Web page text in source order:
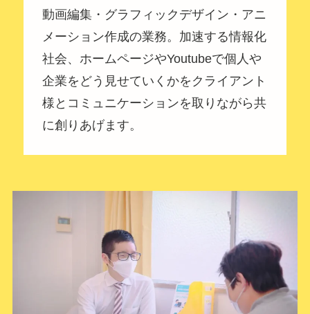
動画編集・グラフィックデザイン・アニ
メーション作成の業務。加速する情報化
社会、ホームページやYoutubeで個人や
企業をどう見せていくかをクライアント
様とコミュニケーションを取りながら共
に創りあげます。